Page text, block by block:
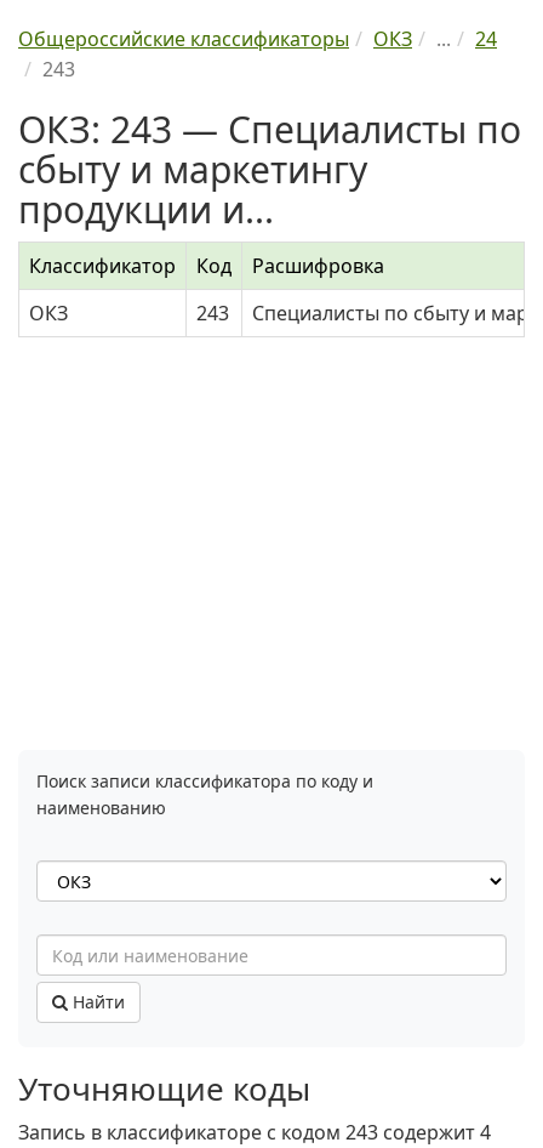
Общероссийские классификаторы ОКЗ ...
24
243
ОКЗ: 243 — Специалисты по
сбыту и маркетингу
продукции и...
Классификатор Код
Расшифровка
ОКЗ
243 Специалисты по сбыту и
Поиск записи классификатора по коду и
наименованию
Найти
Уточняющие коды
Запись в классификаторе с кодом 243 содержит 4